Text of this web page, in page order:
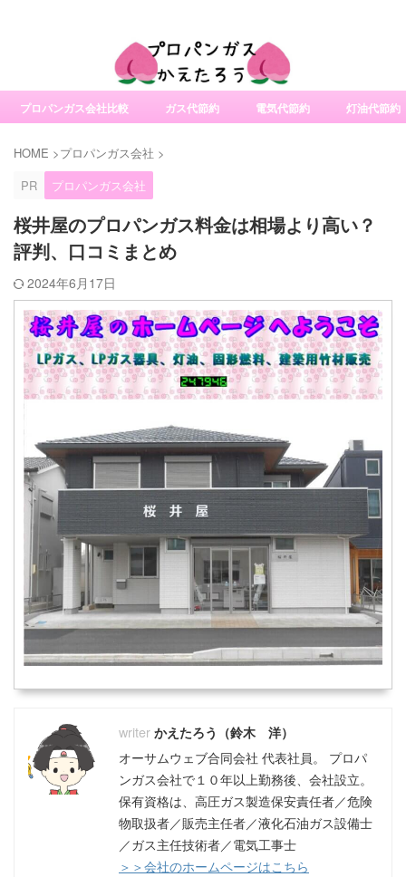
プロパンガス会社比較 ガス代節約 電気代節約 灯油代節約
HOME >プロパンガス会社 >
PR
プロパンガス会社
桜井屋のプロパンガス料金は相場より高い？
評判、口コミまとめ
2024年6月17日
かえたろう（鈴木 洋）
オーサムウェブ合同会社 代表社員。 プロパ
ンガス会社で１０年以上勤務後、会社設立。
保有資格は、高圧ガス製造保安責任者／危険
物取扱者／販売主任者／液化石油ガス設備士
／ガス主任技術者／電気工事士
＞＞会社のホームページはこちら